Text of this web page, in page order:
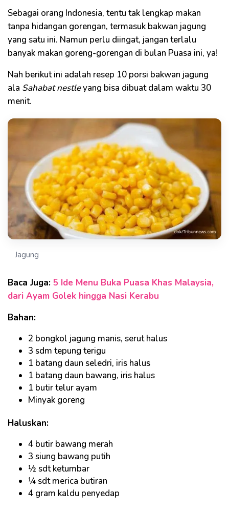
Sebagai orang Indonesia, tentu tak lengkap makan
tanpa hidangan gorengan, termasuk bakwan jagung
yang satu ini. Namun perlu diingat, jangan terlalu
banyak makan goreng-gorengan di bulan Puasa ini, ya!
Nah berikut ini adalah resep 10 porsi bakwan jagung
ala Sahabat nestleyang bisa dibuat dalam waktu 30
menit.
Jagung
Baca Juga: 5 Ide Menu Buka Puasa Khas Malaysia,
dari Ayam Golek hingga Nasi Kerabu
Bahan:
2 bongkol jagung manis, serut halus
3 sdm tepung terigu
1 batang daun seledri, iris halus
1 batang daun bawang, iris halus
1 butir telur ayam
Minyak goreng
Haluskan:
4 butir bawang merah
3 siung bawang putih
½ sdt ketumbar
¼ sdt merica butiran
4 gram kaldu penyedap